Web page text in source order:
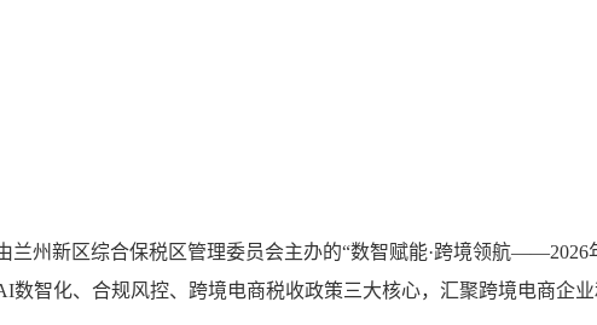
兰州新区综合保税区管理委员会主办的“数智赋能·跨境领航
数智化、合规风控、跨境电商税收政策三大核心，汇聚跨境电商企